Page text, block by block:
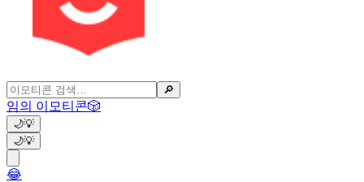
🔎
임의 이모티콘🎲
🌙💡
🌙💡
😂